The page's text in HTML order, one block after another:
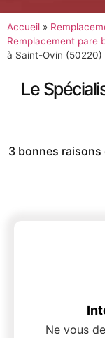
Accueil »
Remplacement pare
à Saint-Ovin (50220)
Le
3 bonnes
Ne vous